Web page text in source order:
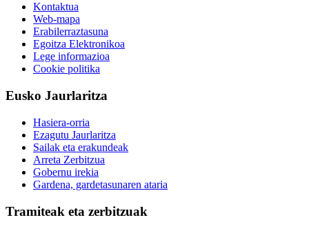
Kontaktua
Web-mapa
Erabilerraztasuna
Egoitza Elektronikoa
Lege informazioa
Cookie politika
Eusko Jaurlaritza
Hasiera-orria
Ezagutu Jaurlaritza
Sailak eta erakundeak
Arreta Zerbitzua
Gobernu irekia
Gardena, gardetasunaren ataria
Tramiteak eta zerbitzuak